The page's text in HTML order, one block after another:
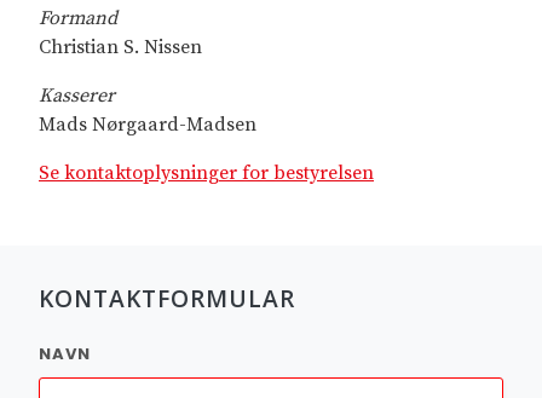
Formand
Christian S. Nissen
Kasserer
Mads Nørgaard-Madsen
Se kontaktoplysninger for bestyrelsen
KONTAKTFORMULAR
NAVN